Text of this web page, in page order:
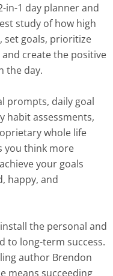
in-1 day planner and
study of how high
set goals, prioritize
create the positive
the day.
prompts, daily goal
habit assessments,
whole life
you think more
your goals
happy, and
the personal and
to long-term success.
author Brendon
means succeeding